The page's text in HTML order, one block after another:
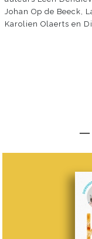
Johan Op de Beeck,
Karolien Olaerts en